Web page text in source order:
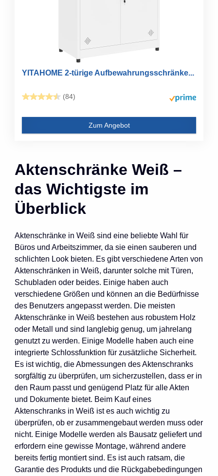
YITAHOME 2-türige Aufbewahrungsschränke...
(84)
Zum Angebot
Aktenschränke Weiß –
das Wichtigste im
Überblick
Aktenschränke in Weiß sind eine beliebte Wahl für
Büros und Arbeitszimmer, da sie einen sauberen und
schlichten Look bieten. Es gibt verschiedene Arten von
Aktenschränken in Weiß, darunter solche mit Türen,
Schubladen oder beides. Einige haben auch
verschiedene Größen und können an die Bedürfnisse
des Benutzers angepasst werden. Die meisten
Aktenschränke in Weiß bestehen aus robustem Holz
oder Metall und sind langlebig genug, um jahrelang
genutzt zu werden. Einige Modelle haben auch eine
integrierte Schlossfunktion für zusätzliche Sicherheit.
Es ist wichtig, die Abmessungen des Aktenschranks
sorgfältig zu überprüfen, um sicherzustellen, dass er in
den Raum passt und genügend Platz für alle Akten
und Dokumente bietet. Beim Kauf eines
Aktenschranks in Weiß ist es auch wichtig zu
überprüfen, ob er zusammengebaut werden muss oder
nicht. Einige Modelle werden als Bausatz geliefert und
erfordern eine gewisse Montage, während andere
bereits fertig montiert sind. Es ist auch ratsam, die
Garantie des Produkts und die Rückgabebedingungen